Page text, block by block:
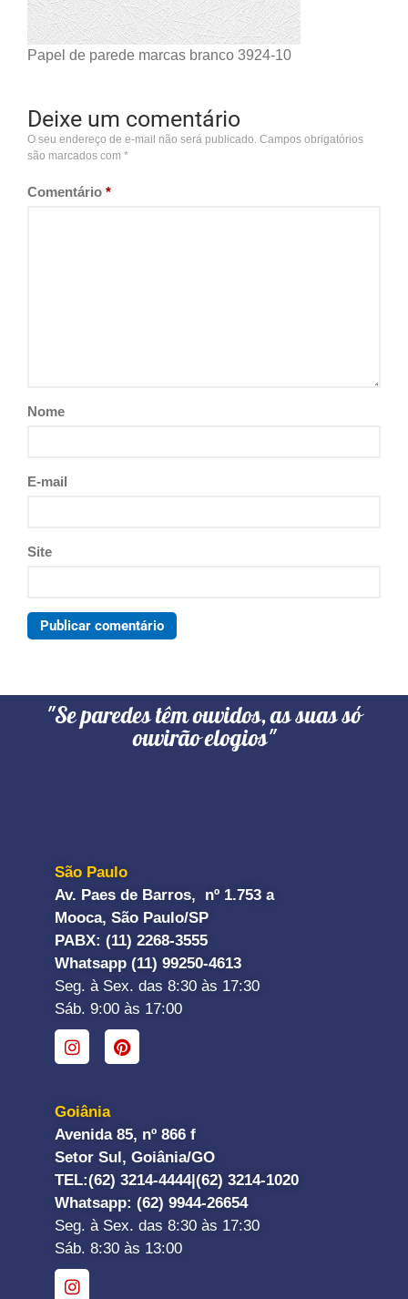
Papel de parede marcas branco 3924-10
Deixe um comentário
O seu endereço de e-mail não será publicado. Campos obrigatórios
são marcados com *
Comentário *
Nome
E-mail
Site
"Se paredes têm ouvidos, as suas só
ouvirão elogios"
São Paulo
Av. Paes de Barros, nº 1.753 a
Mooca, São Paulo/SP
PABX: (11) 2268-3555
Whatsapp (11) 99250-4613
Seg. à Sex. das 8:30 às 17:30
Sáb. 9:00 às 17:00
Goiânia
Avenida 85, nº 866 f
Setor Sul, Goiânia/GO
TEL:(62) 3214-4444| (62) 3214-1020
Whatsapp: (62) 9944-26654
Seg. à Sex. das 8:30 às 17:30
Sáb. 8:30 às 13:00